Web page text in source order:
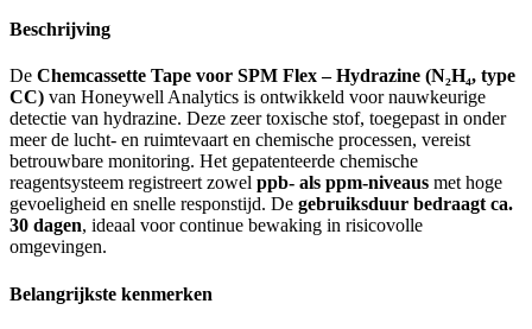
Beschrijving
De Chemcassette Tape voor SPM Flex – Hydrazine (N₂H₄, type
CC) van Honeywell Analytics is ontwikkeld voor nauwkeurige
detectie van hydrazine. Deze zeer toxische stof, toegepast in onder
meer de lucht- en ruimtevaart en chemische processen, vereist
betrouwbare monitoring. Het gepatenteerde chemische
reagentsysteem registreert zowel ppb- als ppm-niveaus met hoge
gevoeligheid en snelle responstijd. De gebruiksduur bedraagt ca.
30 dagen, ideaal voor continue bewaking in risicovolle
omgevingen.
Belangrijkste kenmerken